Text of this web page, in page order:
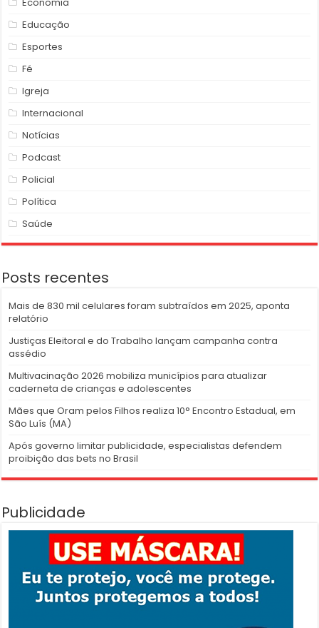
Educação
Esportes
Fé
Igreja
Internacional
Notícias
Podcast
Policial
Política
Saúde
Posts recentes
Mais de 830 mil celulares foram subtraídos em 2025, aponta
relatório
Justiças Eleitoral e do Trabalho lançam campanha contra
assédio
Multivacinação 2026 mobiliza municípios para atualizar
caderneta de crianças e adolescentes
Mães que Oram pelos Filhos realiza 10° Encontro Estadual, em
São Luís (MA)
Após governo limitar publicidade, especialistas defendem
proibição das bets no Brasil
Publicidade